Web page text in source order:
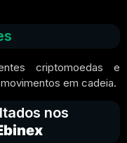
criptomoedas e
em cadeia.
nos